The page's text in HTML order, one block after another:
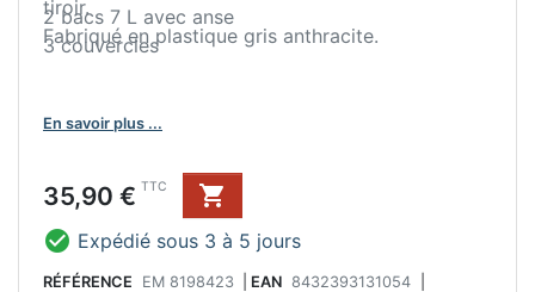
tiroir.
Fabriqué en plastique gris anthracite.
2 bacs 7 L avec anse
3 couvercles
En savoir plus ...
Prix
35,90 € TTC

 Expédié sous 3 à 5 jours
RÉFÉRENCE EM 8198423 EAN 8432393131054